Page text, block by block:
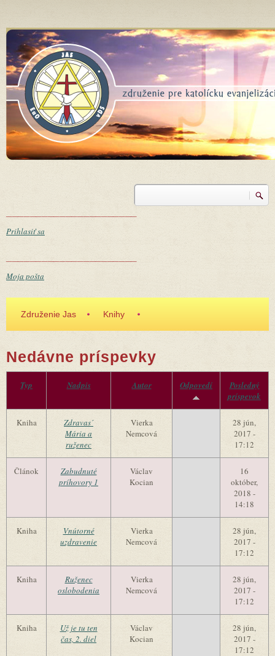
Vyhľadávanie
Prihlasiť sa
Moja pošta
Združenie Jas Knihy
Nedávne príspevky
Typ Nadpis Autor Odpovedí
Posledný
príspevok
Kniha
Zdravas´
Mária a
ruženec
Vierka
Nemcová
28 jún,
2017 -
17:12
Článok
Zabudnuté
príhovory 1
Václav
Kocian
16
október,
2018 -
14:18
Kniha
Vnútorné
uzdravenie
Vierka
Nemcová
28 jún,
2017 -
17:12
Kniha
Ruženec
oslobodenia
Vierka
Nemcová
28 jún,
2017 -
17:12
Kniha
Už je tu ten
čas, 2. diel
Václav
Kocian
28 jún,
2017 -
17:12